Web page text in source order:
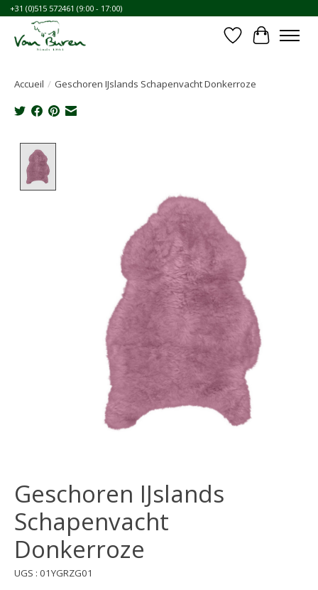
+31 (0)515 572461 (9:00 - 17:00)
Liste dePanier
Accueil / Geschoren IJslands Schapenvacht Donkerroze
Geschoren IJslands
Schapenvacht
Donkerroze
UGS : 01YGRZG01